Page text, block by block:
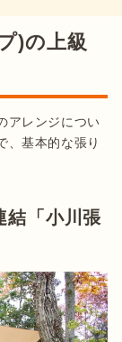
)の上級
アレンジについ
、基本的な張り
結「小川張